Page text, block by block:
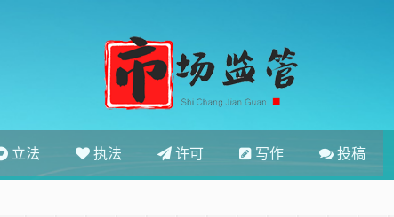
立法 执法 许可 写作 投稿